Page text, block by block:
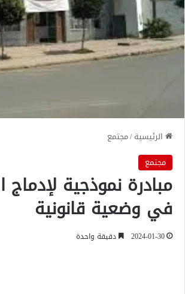
الرئيسية/مجتمع
مجتمع
مبادرة نموذجية لإدماج
في وضعية قانونية
2024-01-30 دقيقة واحدة